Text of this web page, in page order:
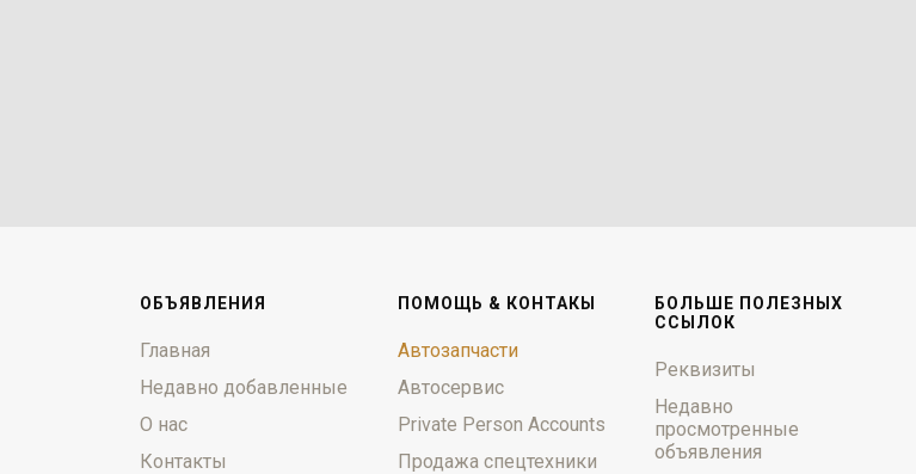
ОБЪЯВЛЕНИЯ
Главная
Недавно добавленные
О нас
Контакты
ПОМОЩЬ & КОНТАКЫ
Автозапчасти
Автосервис
Private Person Accounts
Продажа спецтехники
БОЛЬШЕ ПОЛЕЗНЫХ
ССЫЛОК
Реквизиты
Недавно
просмотренные
объявления